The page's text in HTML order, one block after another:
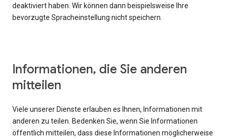
deaktiviert haben. Wir können dann beispielsweise Ihre
bevorzugte Spracheinstellung nicht speichern.
Informationen, die Sie anderen
mitteilen
Viele unserer Dienste erlauben es Ihnen, Informationen mit
anderen zu teilen. Bedenken Sie, wenn Sie Informationen
öffentlich mitteilen, dass diese Informationen möglicherweise